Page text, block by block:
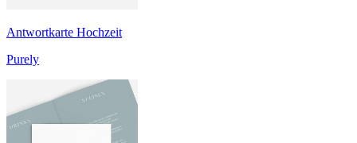
Antwortkarte Hochzeit
Purely